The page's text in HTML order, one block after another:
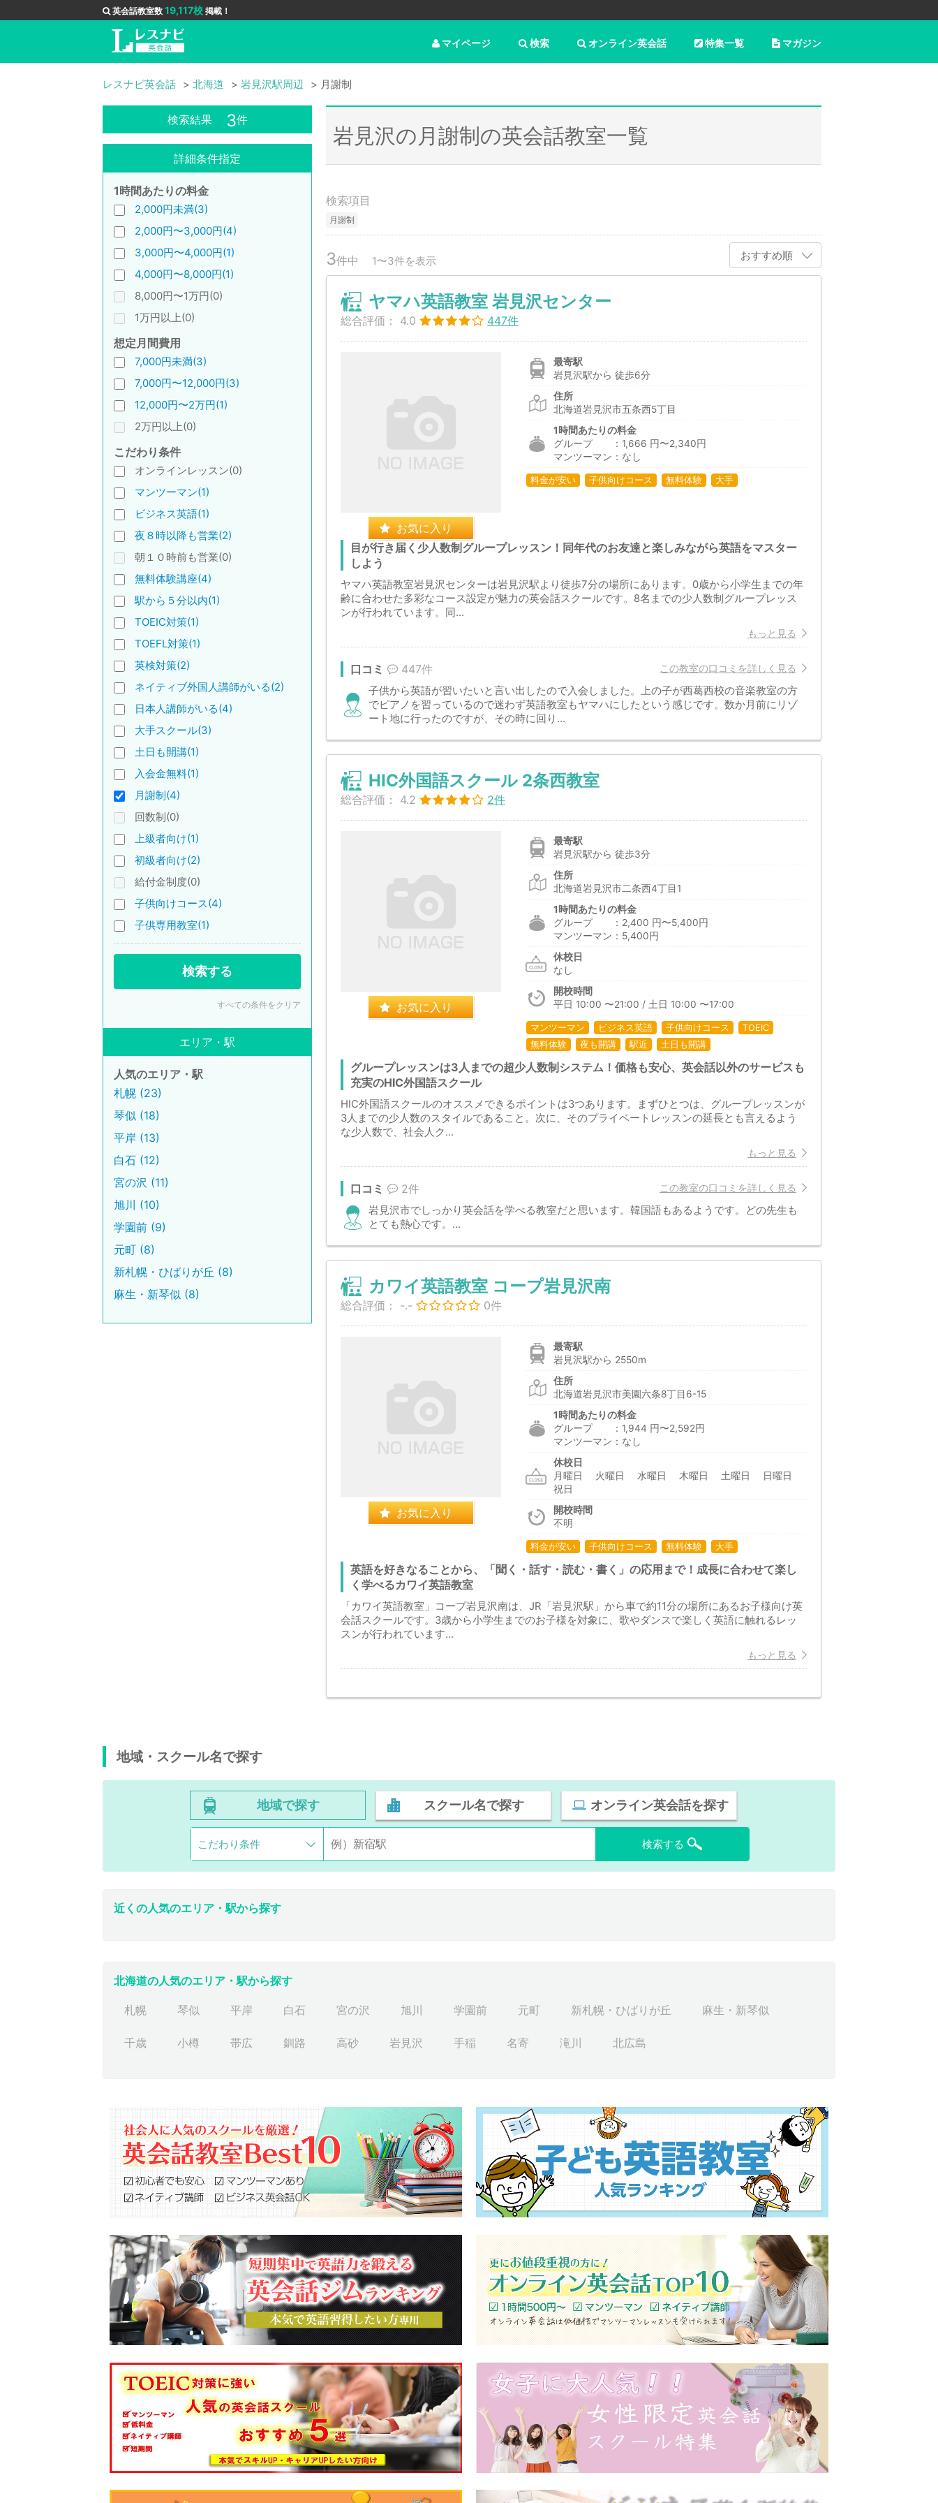
英会話教室数 19,117校 掲載！
マガジン
特集一覧
オンライン英会話
検索
マイページ
レスナビ英会話 北海道 岩見沢駅周辺 月謝制
検索結果 3件
詳細条件指定
1時間あたりの料金
2,000円未満(3)
2,000円〜3,000円(4)
3,000円〜4,000円(1)
4,000円〜8,000円(1)
8,000円〜1万円(0)
1万円以上(0)
想定月間費用
7,000円未満(3)
7,000円〜12,000円(3)
12,000円〜2万円(1)
2万円以上(0)
こだわり条件
オンラインレッスン(0)
マンツーマン(1)
ビジネス英語(1)
夜８時以降も営業(2)
朝１０時前も営業(0)
無料体験講座(4)
駅から５分以内(1)
TOEIC対策(1)
TOEFL対策(1)
英検対策(2)
ネイティブ外国人講師がいる(2)
日本人講師がいる(4)
大手スクール(3)
土日も開講(1)
入会金無料(1)
月謝制(4)
回数制(0)
上級者向け(1)
初級者向け(2)
給付金制度(0)
子供向けコース(4)
子供専用教室(1)
検索する
すべての条件をクリア
エリア・駅
人気のエリア・駅
札幌 (23)
琴似 (18)
平岸 (13)
白石 (12)
宮の沢 (11)
旭川 (10)
学園前 (9)
元町 (8)
新札幌・ひばりが丘 (8)
麻生・新琴似 (8)
岩見沢の月謝制の英会話教室一覧
検索項目
月謝制
3件中 1〜3件を表示 おすすめ順
ヤマハ英語教室 岩見沢センター
総合評価： 4.0 447件
お気に入り
最寄駅
岩見沢駅から 徒歩6分
住所
北海道岩見沢市五条西5丁目
1時間あたりの料金
グループ ：1,666 円〜2,340円
マンツーマン：なし
料金が安い 子供向けコース 無料体験 大手
目が行き届く少人数制グループレッスン！同年代のお友達と楽しみながら英語をマスター
しよう
ヤマハ英語教室岩見沢センターは岩見沢駅より徒歩7分の場所にあります。0歳から小学生までの年
齢に合わせた多彩なコース設定が魅力の英会話スクールです。8名までの少人数制グループレッス
ンが行われています。同...
もっと見る
この教室の口コミを詳しく見る
口コミ 447件
子供から英語が習いたいと言い出したので入会しました。上の子が西葛西校の音楽教室の方
でピアノを習っているので迷わず英語教室もヤマハにしたという感じです。数か月前にリゾ
ート地に行ったのですが、その時に回り...
HIC外国語スクール 2条西教室
総合評価： 4.2 2件
お気に入り
最寄駅
岩見沢駅から 徒歩3分
住所
北海道岩見沢市二条西4丁目1
1時間あたりの料金
グループ ：2,400 円〜5,400円
マンツーマン：5,400円
休校日
なし
開校時間
平日 10:00 〜21:00 / 土日 10:00 〜17:00
マンツーマン ビジネス英語 子供向けコース
TOEIC
無料体験
夜も開講 駅近 土日も開講
グループレッスンは3人までの超少人数制システム！価格も安心、英会話以外のサービスも
充実のHIC外国語スクール
HIC外国語スクールのオススメできるポイントは3つあります。まずひとつは、グループレッスンが
3人までの少人数のスタイルであること。次に、そのプライベートレッスンの延長とも言えるよう
な少人数で、社会人ク...
もっと見る
この教室の口コミを詳しく見る
口コミ 2件
岩見沢市でしっかり英会話を学べる教室だと思います。韓国語もあるようです。どの先生も
とても熱心です。...
カワイ英語教室 コープ岩見沢南
総合評価： -.- 0件
お気に入り
最寄駅
岩見沢駅から 2550m
住所
北海道岩見沢市美園六条8丁目6-15
1時間あたりの料金
グループ ：1,944 円〜2,592円
マンツーマン：なし
休校日
月曜日 火曜日 水曜日 木曜日 土曜日 日曜日
祝日
開校時間
不明
料金が安い 子供向けコース 無料体験 大手
英語を好きなることから、「聞く・話す・読む・書く」の応用まで！成長に合わせて楽し
く学べるカワイ英語教室
「カワイ英語教室」コープ岩見沢南は、JR「岩見沢駅」から車で約11分の場所にあるお子様向け英
会話スクールです。3歳から小学生までのお子様を対象に、歌やダンスで楽しく英語に触れるレッ
スンが行われています...
もっと見る
地域・スクール名で探す
地域で探す スクール名で探す オンライン英会話を探す
こだわり条件 検索する
近くの人気のエリア・駅から探す
北海道の人気のエリア・駅から探す
札幌 琴似 平岸 白石 宮の沢 旭川 学園前 元町 新札幌・ひばりが丘 麻生・新琴似
千歳 小樽 帯広 釧路 高砂 岩見沢 手稲 名寄 滝川 北広島